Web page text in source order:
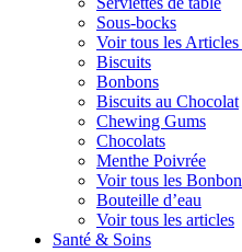
Sous-bocks
Voir tous les Articles
Biscuits
Bonbons
Biscuits au Chocolat
Chewing Gums
Chocolats
Menthe Poivrée
Voir tous les
Bouteille d’eau
Voir tous les articles
Santé & Soins